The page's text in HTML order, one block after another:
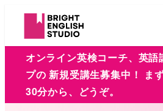
オンライン英検コーチ、英語
プの 新規受講生募集中！ ま
30分から、どうぞ。